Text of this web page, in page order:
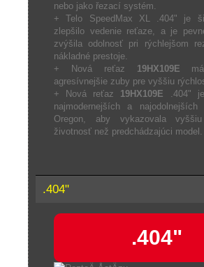
nebo jako řezací systém.
+ Telo SpeedMax XL .404" je
zlepšilo vedenie reťaze, a je
zvýšila odolnosť pri rýchlejšom
nákladné prestoje.
+ Nová reťaz 19HX109E
agresívnejšie zuby pre vyššiu
+ Nová reťaz 19HX109E .404"
najmodernejších a najodolnejších
Oregon, aby vykazovala
životnosť než predchádzajúci model.
.404"
.404"